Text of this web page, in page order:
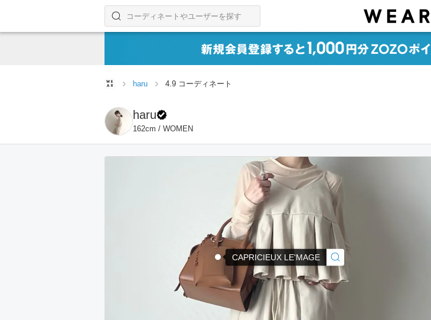
コーディネートやユーザーを探す
検索する
haru 4.9 コーディネート
haru
162cm / WOMEN
CAPRICIEUX LE'MAGE